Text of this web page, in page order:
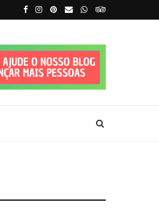
Tradições e Ritmos de São Tomé e